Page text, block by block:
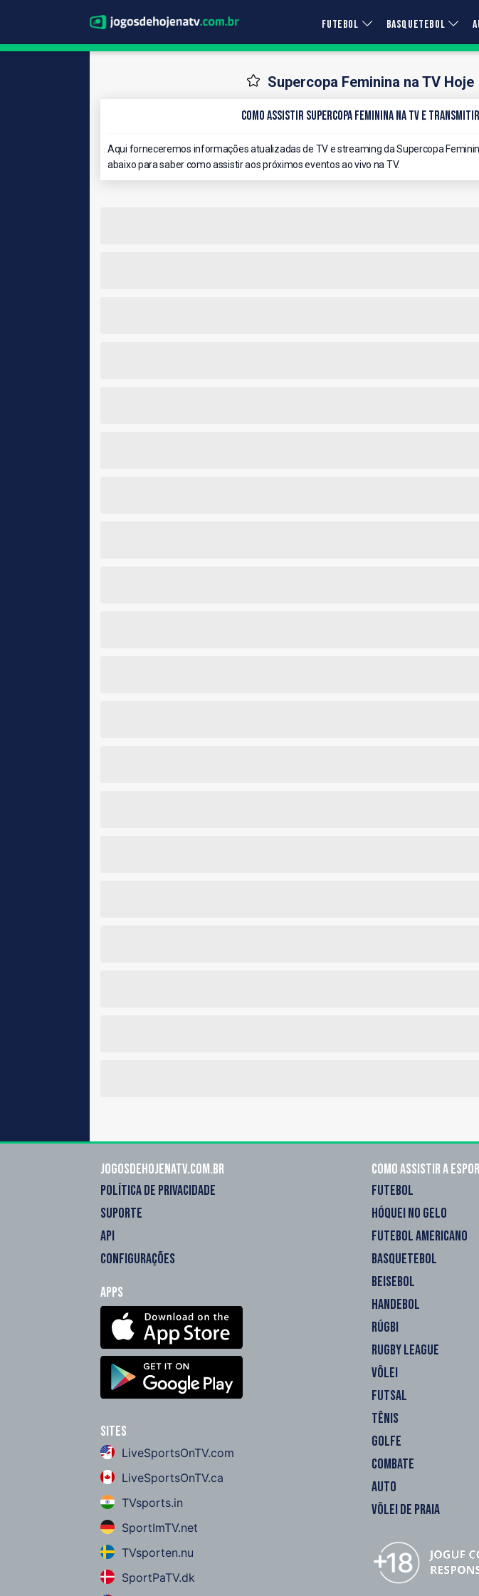
FUTEBOL BASQUETEBOL
Supercopa Feminina na TV Hoje
Como Assistir Supercopa Feminina na TV e Transmitir
Aqui forneceremos informações atualizadas de TV e streaming da Supercopa
abaixo para saber como assistir aos próximos eventos ao vivo na TV.
Jogosdehojenatv.com.br
POLÍTICA DE PRIVACIDADE
SUPORTE
API
CONFIGURAÇÕES
Apps
Sites
LiveSportsOnTV.com
LiveSportsOnTV.ca
TVsports.in
SportImTV.net
TVsporten.nu
SportPaTV.dk
Como assistir a
FUTEBOL
HÓQUEI NO GELO
FUTEBOL AMERICANO
BASQUETEBOL
BEISEBOL
HANDEBOL
RÚGBI
RUGBY LEAGUE
VÔLEI
FUTSAL
TÊNIS
GOLFE
COMBATE
AUTO
VÔLEI DE PRAIA